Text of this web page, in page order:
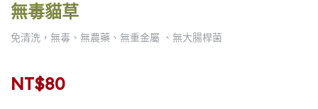
無毒貓草
免清洗，無毒、無農藥、無重金屬 、無大腸桿菌
NT$80